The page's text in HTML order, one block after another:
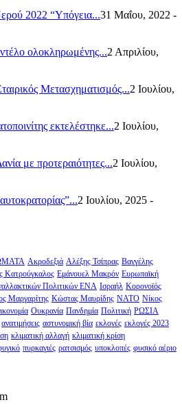
2022 “Υπόγεια...31 Μαΐου, 2022 -
ολοκληρωμένης...2 Απριλίου,
Μετασχηματισμός...2 Ιουλίου,
εκτελέστηκε...2 Ιουλίου,
με προτεραιότητες...2 Ιουλίου,
2 Ιουλίου, 2025 -
Ακροδεξιά Αλέξης Τσίπρας Βαγγέλης
Κατρούγκαλος Εμάνουελ Μακρόν Ευρωπαϊκή
Πολιτικών ΕΝΑ Ισραήλ Κορονοϊός
Μαργαρίτης Κώστας Μαυρίδης ΝΑΤΟ Νίκος
Ουκρανία Πανδημία Πολιτική ΡΩΣΙΑ
ανατιμήσεις αστυνομική βία εκλογές εκλογές 2023
κλιματική αλλαγή κλιματική κρίση
πυρκαγιές ρατσισμός υποκλοπές φυσικό αέριο